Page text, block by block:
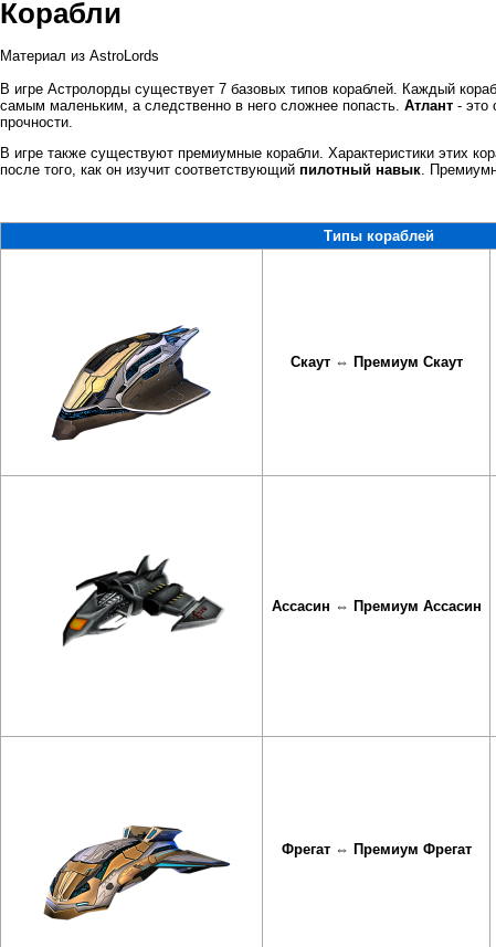
Корабли
Материал из AstroLords
В игре Астролорды существует 7 базовых типов кораблей. Каждый
самым маленьким, а следственно в него сложнее попасть. Атлант - это
прочности.
В игре также существуют премиумные корабли. Характеристики этих
после того, как он изучит соответствующий пилотный навык .
Типы кораблей
Скаут⇔ Премиум Скаут
Ассасин ⇔ Премиум Ассасин
Фрегат⇔ Премиум Фрегат